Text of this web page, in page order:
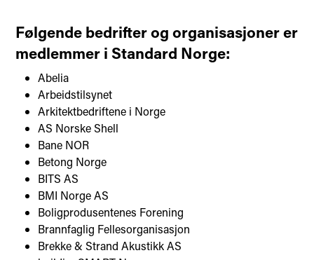
Følgende bedrifter og organisasjoner er
medlemmer i Standard Norge:
Abelia
Arbeidstilsynet
Arkitektbedriftene i Norge
AS Norske Shell
Bane NOR
Betong Norge
BITS AS
BMI Norge AS
Boligprodusentenes Forening
Brannfaglig Fellesorganisasjon
Brekke & Strand Akustikk AS